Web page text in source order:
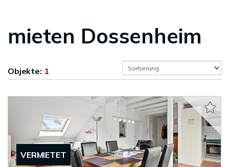
mieten Dossenheim
Objekte: 1
VERMIETET